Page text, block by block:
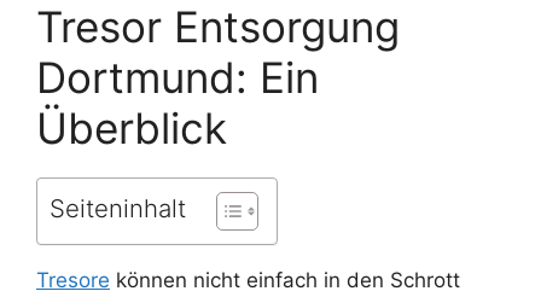
Tresor Entsorgung
Dortmund: Ein
Überblick
Seiteninhalt
Tresore können nicht einfach in den Schrott